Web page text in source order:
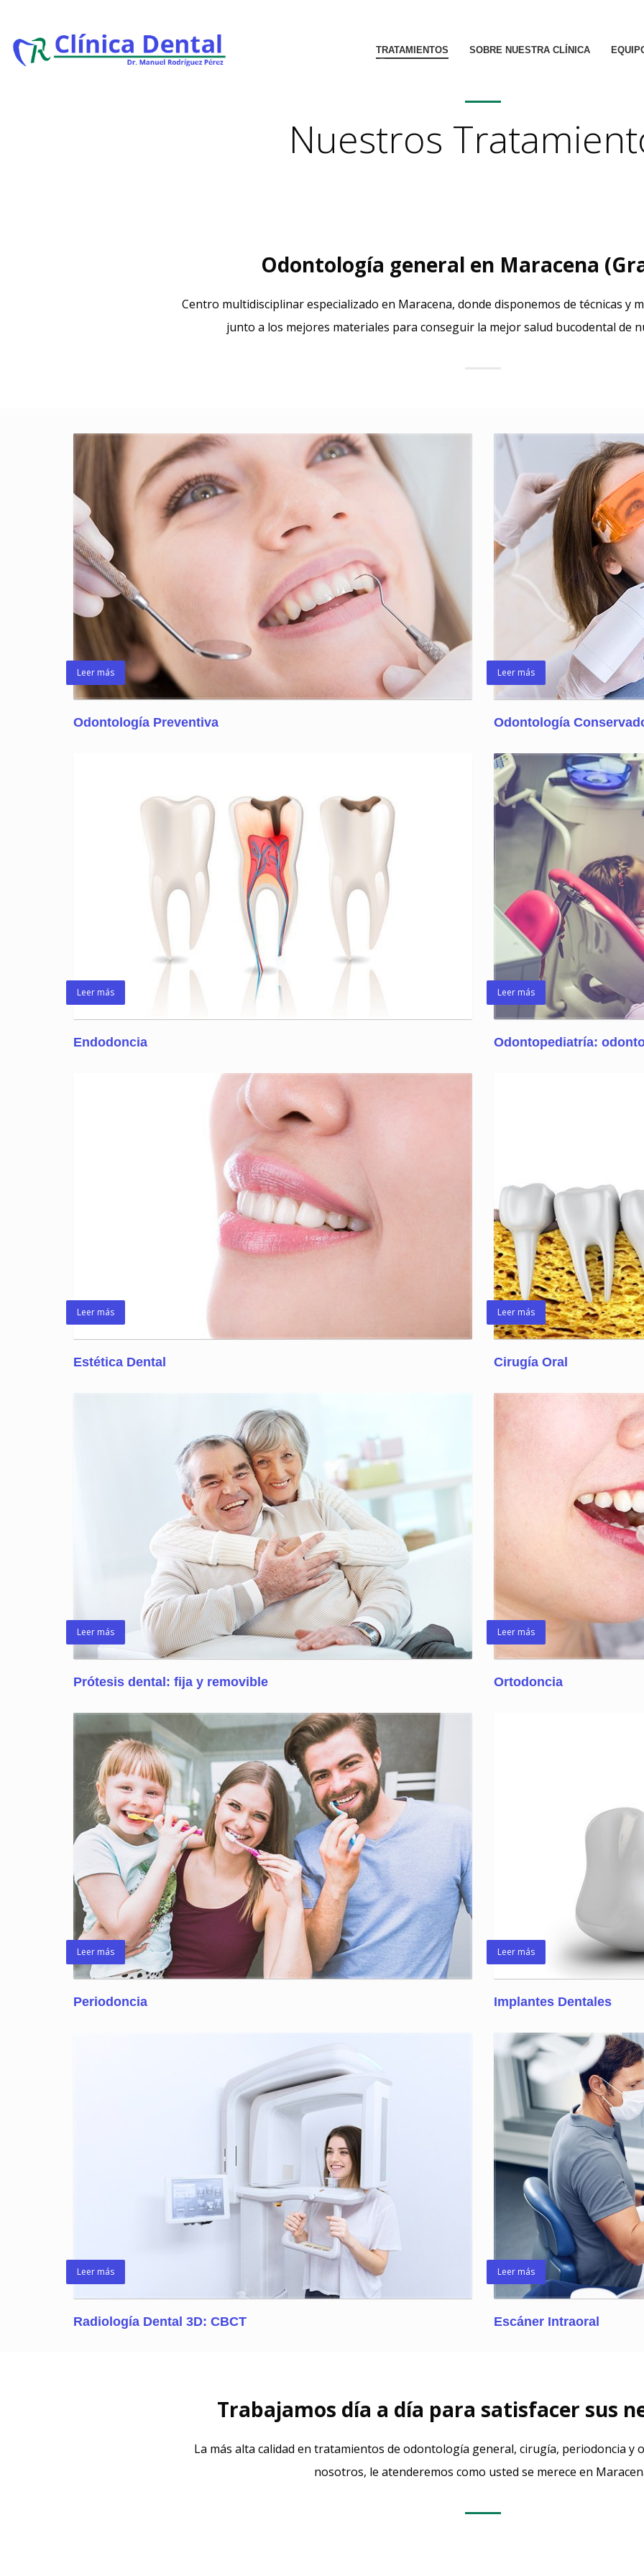
TRATAMIENTOS SOBRE NUESTRA CLÍNICA
Nuestros
Odontología general en Maracena
Centro multidisciplinar especializado en Maracena, donde disponemos de técnicas y
junto a los mejores materiales para conseguir la mejor salud bucodental de
Leer más
Odontología Preventiva
Leer más
Odontología
Leer más
Endodoncia
Leer más
Odontopediatría:
Leer más
Estética Dental
Leer más
Cirugía Oral
Leer más
Prótesis dental: fija y removible
Leer más
Ortodoncia
Leer más
Periodoncia
Leer más
Implantes Dentales
Leer más
Radiología Dental 3D: CBCT
Leer más
Escáner Intraoral
Trabajamos día a día para satisfacer sus
La más alta calidad en tratamientos de odontología general, cirugía, periodoncia y
nosotros, le atenderemos como usted se merece en